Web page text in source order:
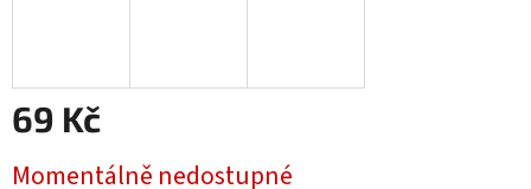
69 Kč
cena:
Momentálně nedostupné